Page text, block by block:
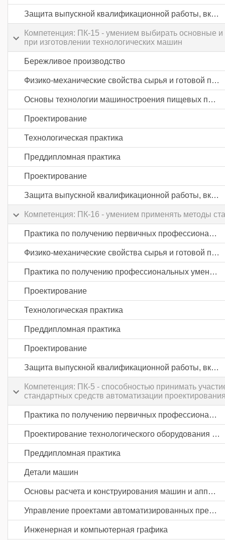
Защита выпускной квалификационной работы, включая подготовку к процедуре защиты и процедуру защиты
Компетенция: ПК-15 - умением выбирать основные и
при изготовлении технологических машин
Бережливое производство
Физико-механические свойства сырья и готовой продукции пищевых производств
Основы технологии машиностроения пищевых производств
Проектирование
Технологическая практика
Преддипломная практика
Проектирование
Защита выпускной квалификационной работы, включая подготовку к процедуре защиты и процедуру защиты
Компетенция: ПК-16 - умением применять методы
Практика по получению первичных профессиональных умений и навыков, в том числе первичных умений и навыков научно-исследовательской деятельности
Физико-механические свойства сырья и готовой продукции пищевых производств
Практика по получению профессиональных умений и опыта профессиональной деятельности
Проектирование
Технологическая практика
Преддипломная практика
Проектирование
Защита выпускной квалификационной работы, включая подготовку к процедуре защиты и процедуру защиты
Компетенция: ПК-5 - способностью принимать
стандартных средств автоматизации
Практика по получению первичных профессиональных умений и навыков, в том числе первичных умений и навыков научно-исследовательской деятельности
Проектирование технологического оборудования и линий пищевых производств
Преддипломная практика
Детали машин
Основы расчета и конструирования машин и аппаратов пищевых производств
Управление проектами автоматизированных предприятий пищевой промышленности
Инженерная и компьютерная графика